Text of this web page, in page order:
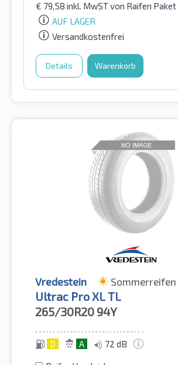
€ 79,58 inkl. MwSTvon Raifen Paket
AUF LAGER
Versandkostenfrei
Details Warenkorb
Vredestein Sommerreifen
Ultrac Pro XL TL
265/30R20 94Y
D A 72 dB